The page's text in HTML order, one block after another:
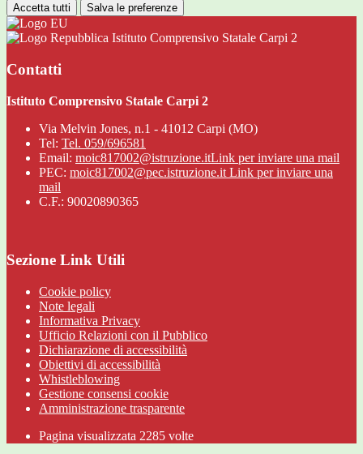
Accetta tutti Salva le preferenze
Istituto Comprensivo Statale Carpi 2
Contatti
Istituto Comprensivo Statale Carpi 2
Via Melvin Jones, n.1 - 41012 Carpi (MO)
Tel: Tel. 059/696581
Email: moic817002@istruzione.itLink per inviare una mail
PEC: moic817002@pec.istruzione.it Link per inviare una
mail
C.F.: 90020890365
Sezione Link Utili
Cookie policy
Note legali
Informativa Privacy
Ufficio Relazioni con il Pubblico
Dichiarazione di accessibilità
Obiettivi di accessibilità
Whistleblowing
Gestione consensi cookie
Amministrazione trasparente
Pagina visualizzata 2285 volte